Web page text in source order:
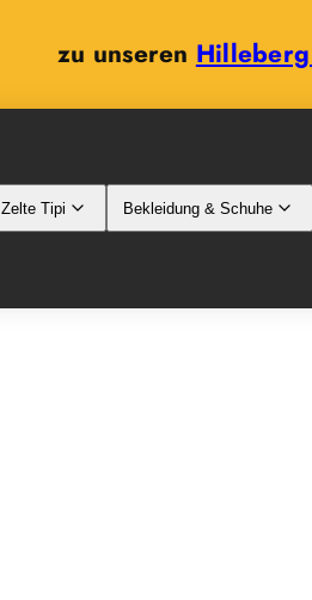
zu unseren
Zelte Tipi Bekleidung & Schuhe